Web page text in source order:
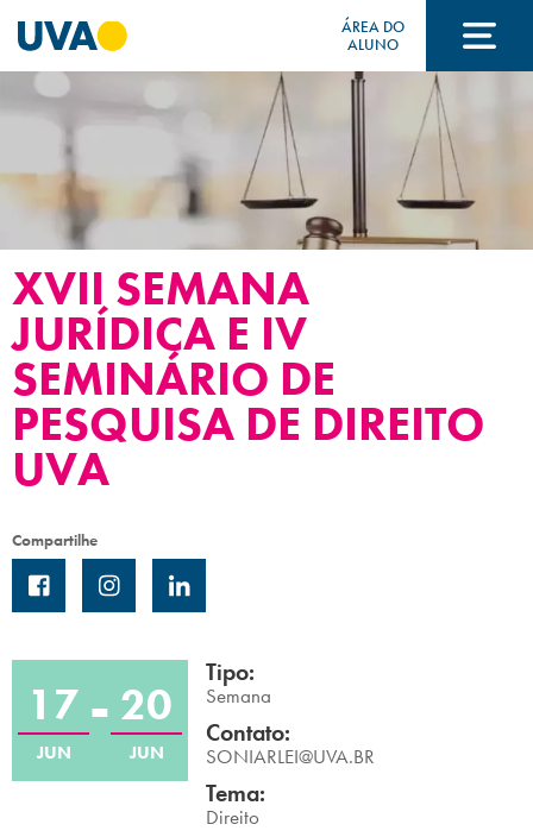
ÁREA DO
ALUNO
CURSOS
FORMAS DE INGRESSO
FINANCIAMENTO E BOLSAS
Campi/Unidades
Atendimento (21) 2574 8888
INSCREVA-SE SOLICITE INFORMAÇÕES
ÁREA DO ALUNO
XVII SEMANA
JURÍDICA E IV
SEMINÁRIO DE
PESQUISA DE DIREITO
UVA
Compartilhe
17
JUN
20
JUN
Tipo:
Semana
Contato:
SONIARLEI@UVA.BR
Tema:
Direito